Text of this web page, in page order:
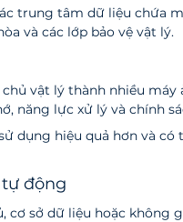
trung tâm dữ liệu chứa
và các lớp bảo vệ vật lý.
vật lý thành nhiều máy
năng lực xử lý và chính
dụng hiệu quả hơn và có
động
cơ sở dữ liệu hoặc không